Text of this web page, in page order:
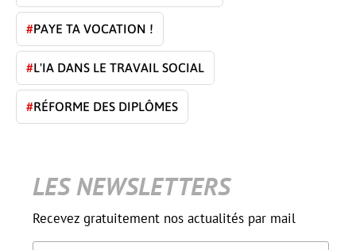
#PAYE TA VOCATION !
#L'IA DANS LE TRAVAIL SOCIAL
#RÉFORME DES DIPLÔMES
LES NEWSLETTERS
Recevez gratuitement nos actualités par mail